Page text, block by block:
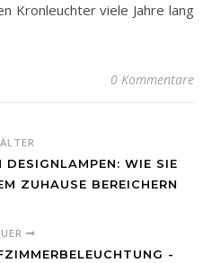
Kronleuchter viele Jahre lang
0 Kommentare
ÄLTER
WIE SIE
ZUHAUSE BEREICHERN
-